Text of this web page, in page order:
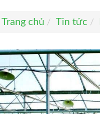
Trang chủ Tin tức